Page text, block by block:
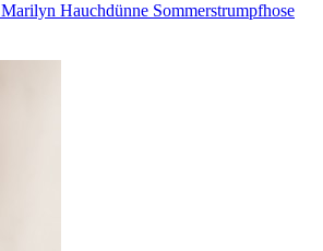
Marilyn Hauchdünne Sommerstrumpfhose